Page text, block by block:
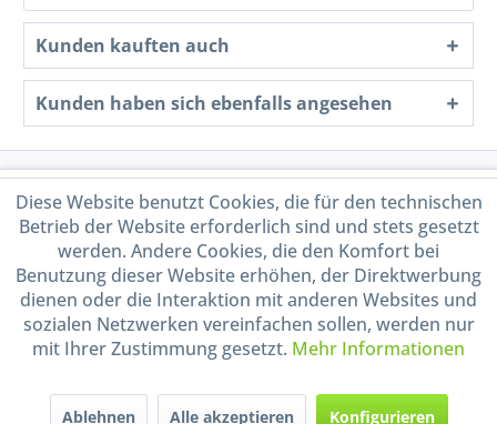
Kunden kauften auch
Kunden haben sich ebenfalls angesehen
Service Hotline
Shop Service
Informationen
Handel mit BIO-Weinen
durch DE-ÖKO-009
Diese Website benutzt Cookies, die für den technischen
Betrieb der Website erforderlich sind und stets gesetzt
werden. Andere Cookies, die den Komfort bei
Benutzung dieser Website erhöhen, der Direktwerbung
dienen oder die Interaktion mit anderen Websites und
sozialen Netzwerken vereinfachen sollen, werden nur
mit Ihrer Zustimmung gesetzt. Mehr Informationen
Ablehnen Alle akzeptieren Konfigurieren